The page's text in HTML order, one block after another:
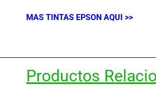
MAS TINTAS EPSON AQUI >>
Productos